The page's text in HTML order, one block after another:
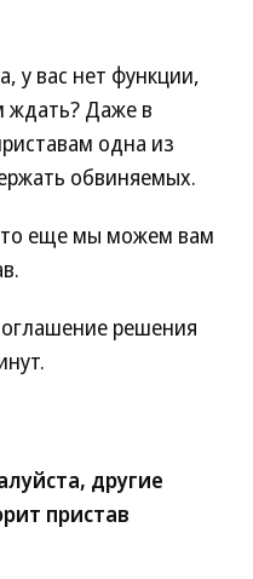
у вас нет функции,
ждать? Даже в
одна из
обвиняемых.
еще мы можем вам
решения
другие
пристав